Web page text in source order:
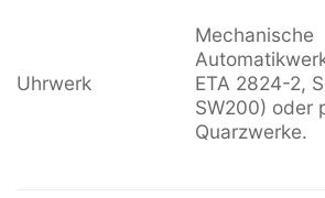
Uhrwerk
Mechanische
ETA 2824-2,
SW200) oder
Quarzwerke.